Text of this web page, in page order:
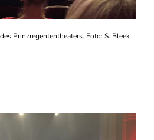
Prinzregententheaters. Foto: S. Bleek